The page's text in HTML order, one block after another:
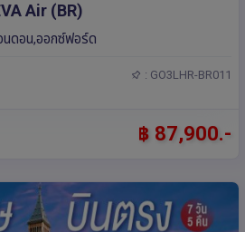
EVA Air (BR)
นดอน,ออกซ์ฟอร์ด
: GO3LHR-BR011
฿ 87,900.-